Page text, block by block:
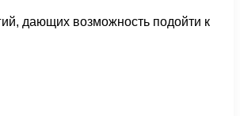
дающих возможность подойти к